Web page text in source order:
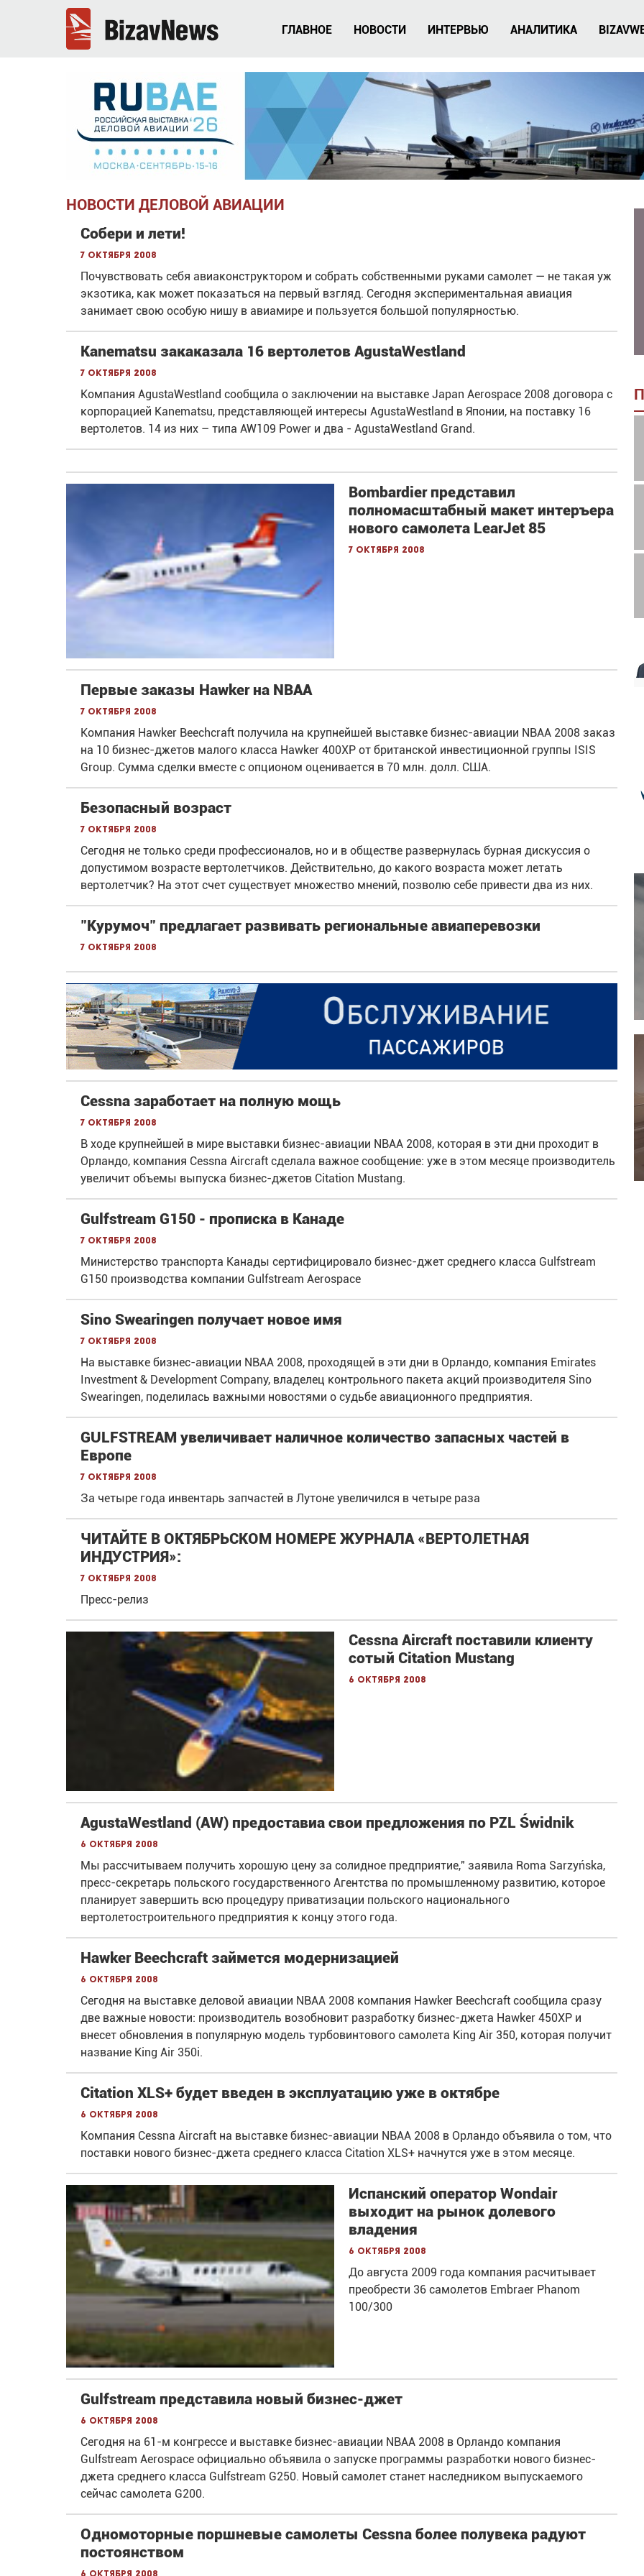
ГЛАВНОЕ НОВОСТИ ИНТЕРВЬЮ АНАЛИТИКА
НОВОСТИ ДЕЛОВОЙ АВИАЦИИ
Собери и лети!
7 октября 2008
Почувствовать себя авиаконструктором и собрать собственными руками самолет — не такая уж
экзотика, как может показаться на первый взгляд. Сегодня экспериментальная авиация
занимает свою особую нишу в авиамире и пользуется большой популярностью.
Kanematsu закаказала 16 вертолетов AgustaWestland
7 октября 2008
Компания AgustaWestland сообщила о заключении на выставке Japan Aerospace 2008 договора с
корпорацией Kanematsu, представляющей интересы AgustaWestland в Японии, на поставку 16
вертолетов. 14 из них – типа AW109 Power и два - AgustaWestland Grand.
Bombardier представил
полномасштабный макет интеръера
нового самолета LearJet 85
7 октября 2008
Первые заказы Hawker на NBAA
7 октября 2008
Компания Hawker Beechcraft получила на крупнейшей выставке бизнес-авиации NBAA 2008 заказ
на 10 бизнес-джетов малого класса Hawker 400XP от британской инвестиционной группы ISIS
Group. Сумма сделки вместе с опционом оценивается в 70 млн. долл. США.
Безопасный возраст
7 октября 2008
Сегодня не только среди профессионалов, но и в обществе развернулась бурная дискуссия о
допустимом возрасте вертолетчиков. Действительно, до какого возраста может летать
вертолетчик? На этот счет существует множество мнений, позволю себе привести два из них.
"Курумоч" предлагает развивать региональные авиаперевозки
7 октября 2008
Cessna заработает на полную мощь
7 октября 2008
В ходе крупнейшей в мире выставки бизнес-авиации NBAA 2008, которая в эти дни проходит в
Орландо, компания Cessna Aircraft сделала важное сообщение: уже в этом месяце производитель
увеличит объемы выпуска бизнес-джетов Citation Mustang.
Gulfstream G150 - прописка в Канаде
7 октября 2008
Министерство транспорта Канады сертифицировало бизнес-джет среднего класса Gulfstream
G150 производства компании Gulfstream Aerospace
Sino Swearingen получает новое имя
7 октября 2008
На выставке бизнес-авиации NBAA 2008, проходящей в эти дни в Орландо, компания Emirates
Investment & Development Company, владелец контрольного пакета акций производителя Sino
Swearingen, поделилась важными новостями о судьбе авиационного предприятия.
GULFSTREAM увеличивает наличное количество запасных частей в
Европе
7 октября 2008
За четыре года инвентарь запчастей в Лутоне увеличился в четыре раза
ЧИТАЙТЕ В ОКТЯБРЬСКОМ НОМЕРЕ ЖУРНАЛА «ВЕРТОЛЕТНАЯ
ИНДУСТРИЯ»:
7 октября 2008
Пресс-релиз
Cessna Aircraft поставили клиенту
сотый Citation Mustang
6 октября 2008
AgustaWestland (AW) предоставиа свои предложения по PZL Świdnik
6 октября 2008
Мы рассчитываем получить хорошую цену за солидное предприятие," заявила Roma Sarzyńska,
пресс-секретарь польского государственного Агентства по промышленному развитию, которое
планирует завершить всю процедуру приватизации польского национального
вертолетостроительного предприятия к концу этого года.
Hawker Beechcraft займется модернизацией
6 октября 2008
Сегодня на выставке деловой авиации NBAA 2008 компания Hawker Beechcraft сообщила сразу
две важные новости: производитель возобновит разработку бизнес-джета Hawker 450XP и
внесет обновления в популярную модель турбовинтового самолета King Air 350, которая получит
название King Air 350i.
Citation XLS+ будет введен в эксплуатацию уже в октябре
6 октября 2008
Компания Cessna Aircraft на выставке бизнес-авиации NBAA 2008 в Орландо объявила о том, что
поставки нового бизнес-джета среднего класса Citation XLS+ начнутся уже в этом месяце.
Испанский оператор Wondair
выходит на рынок долевого
владения
6 октября 2008
До августа 2009 года компания расчитывает
преобрести 36 самолетов Embraer Phanom
100/300
Gulfstream представила новый бизнес-джет
6 октября 2008
Сегодня на 61-м конгрессе и выставке бизнес-авиации NBAA 2008 в Орландо компания
Gulfstream Aerospace официально объявила о запуске программы разработки нового бизнес-
джета среднего класса Gulfstream G250. Новый самолет станет наследником выпускаемого
сейчас самолета G200.
Одномоторные поршневые самолеты Cessna более полувека радуют
постоянством
6 октября 2008